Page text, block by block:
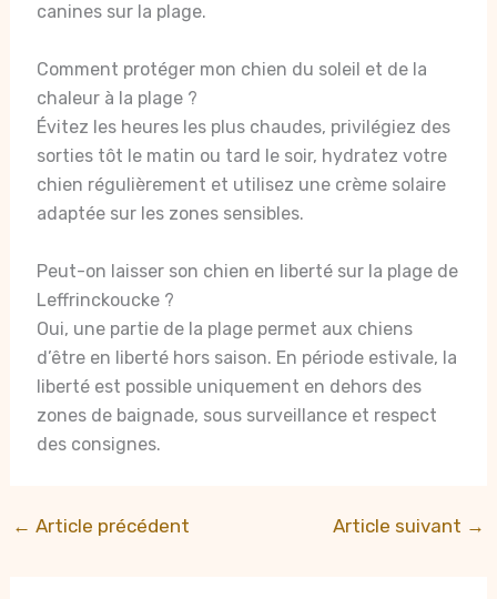
canines sur la plage.
Comment protéger mon chien du soleil et de la
chaleur à la plage ?
Évitez les heures les plus chaudes, privilégiez des
sorties tôt le matin ou tard le soir, hydratez votre
chien régulièrement et utilisez une crème solaire
adaptée sur les zones sensibles.
Peut-on laisser son chien en liberté sur la plage de
Leffrinckoucke ?
Oui, une partie de la plage permet aux chiens
d’être en liberté hors saison. En période estivale, la
liberté est possible uniquement en dehors des
zones de baignade, sous surveillance et respect
des consignes.
← Article précédent Article suivant →